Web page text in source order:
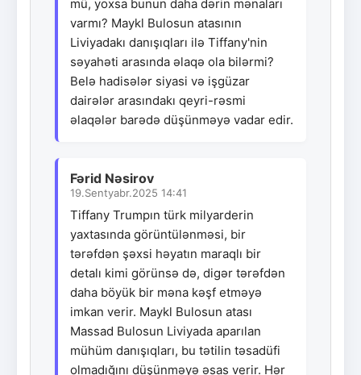
mü, yoxsa bunun daha dərin mənaları
varmı? Maykl Bulosun atasının
Liviyadakı danışıqları ilə Tiffany'nin
səyahəti arasında əlaqə ola bilərmi?
Belə hadisələr siyasi və işgüzar
dairələr arasındakı qeyri-rəsmi
əlaqələr barədə düşünməyə vadar edir.
Fərid Nəsirov
19.Sentyabr.2025 14:41
Tiffany Trumpın türk milyarderin
yaxtasında görüntülənməsi, bir
tərəfdən şəxsi həyatın maraqlı bir
detalı kimi görünsə də, digər tərəfdən
daha böyük bir məna kəşf etməyə
imkan verir. Maykl Bulosun atası
Massad Bulosun Liviyada aparılan
mühüm danışıqları, bu tətilin təsadüfi
olmadığını düşünməyə əsas verir. Hər